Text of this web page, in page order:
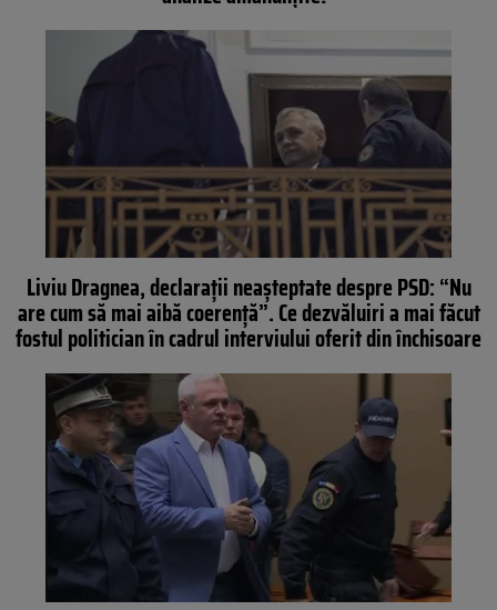
Liviu Dragnea, declarații neașteptate despre PSD: “Nu
are cum să mai aibă coerenţă”. Ce dezvăluiri a mai făcut
fostul politician în cadrul interviului oferit din închisoare